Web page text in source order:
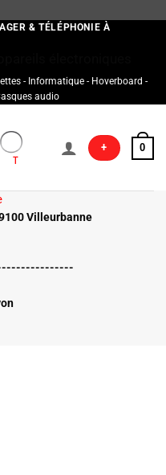
& TÉLÉPHONIE À
- Informatique - Hoverboard -
audio
+ 0
Villeurbanne